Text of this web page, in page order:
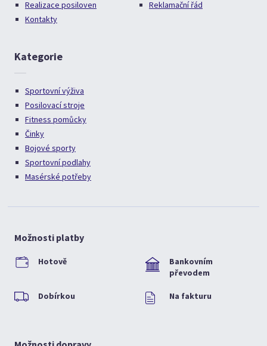
Realizace posiloven
Kontakty
Reklamační řád
Kategorie
Sportovní výživa
Posilovací stroje
Fitness pomůcky
Činky
Bojové sporty
Sportovní podlahy
Masérské potřeby
Možnosti platby
Hotově
Bankovním
převodem
Dobírkou Na fakturu